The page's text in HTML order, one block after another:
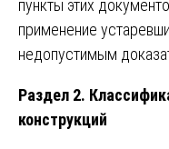
пункты этих
применение
недопустимым
Раздел 2.
конструкций